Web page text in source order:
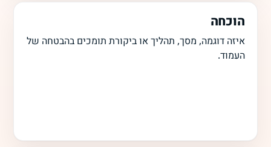
הוכחה
איזה דוגמה, מסך, תהליך או ביקורת תומכים בהבטחה של
העמוד.